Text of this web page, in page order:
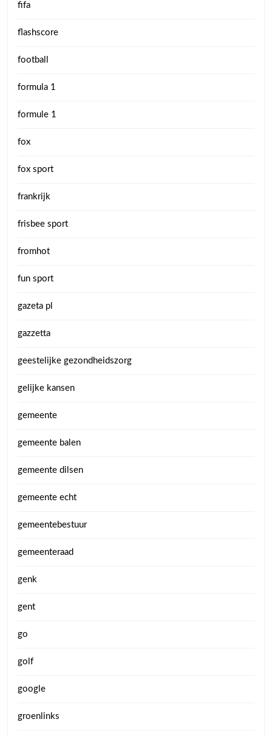
fifa
flashscore
football
formula 1
formule 1
fox
fox sport
frankrijk
frisbee sport
fromhot
fun sport
gazeta pl
gazzetta
geestelijke gezondheidszorg
gelijke kansen
gemeente
gemeente balen
gemeente dilsen
gemeente echt
gemeentebestuur
gemeenteraad
genk
gent
go
golf
google
groenlinks